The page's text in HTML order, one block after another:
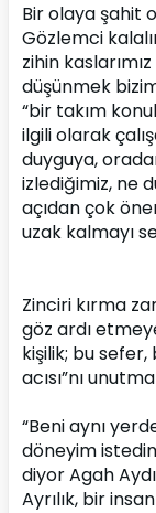
Bir olaya şahit
Gözlemci
zihin
düşünmek
“bir takım
ilgili olarak
duyguya,
izlediğimiz, ne
açıdan çok
uzak kalmayı
Zinciri kırma
göz ardı
kişilik; bu
acısı”nı
“Beni aynı
döneyim
diyor Agah
Ayrılık, bir